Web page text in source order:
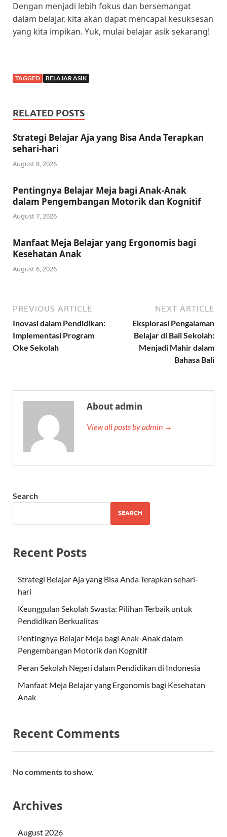
Dengan menjadi lebih fokus dan bersemangat
dalam belajar, kita akan dapat mencapai kesuksesan
yang kita impikan. Yuk, mulai belajar asik sekarang!
TAGGED BELAJAR ASIK
RELATED POSTS
Strategi Belajar Aja yang Bisa Anda Terapkan
sehari-hari
August 8, 2026
Pentingnya Belajar Meja bagi Anak-Anak
dalam Pengembangan Motorik dan Kognitif
August 7, 2026
Manfaat Meja Belajar yang Ergonomis bagi
Kesehatan Anak
August 6, 2026
PREVIOUS ARTICLE
Inovasi dalam Pendidikan:
Implementasi Program
Oke Sekolah
NEXT ARTICLE
Eksplorasi Pengalaman
Belajar di Bali Sekolah:
Menjadi Mahir dalam
Bahasa Bali
About admin
View all posts by admin →
Search
SEARCH
Recent Posts
Strategi Belajar Aja yang Bisa Anda Terapkan sehari-
hari
Keunggulan Sekolah Swasta: Pilihan Terbaik untuk
Pendidikan Berkualitas
Pentingnya Belajar Meja bagi Anak-Anak dalam
Pengembangan Motorik dan Kognitif
Peran Sekolah Negeri dalam Pendidikan di Indonesia
Manfaat Meja Belajar yang Ergonomis bagi Kesehatan
Anak
Recent Comments
No comments to show.
Archives
August 2026